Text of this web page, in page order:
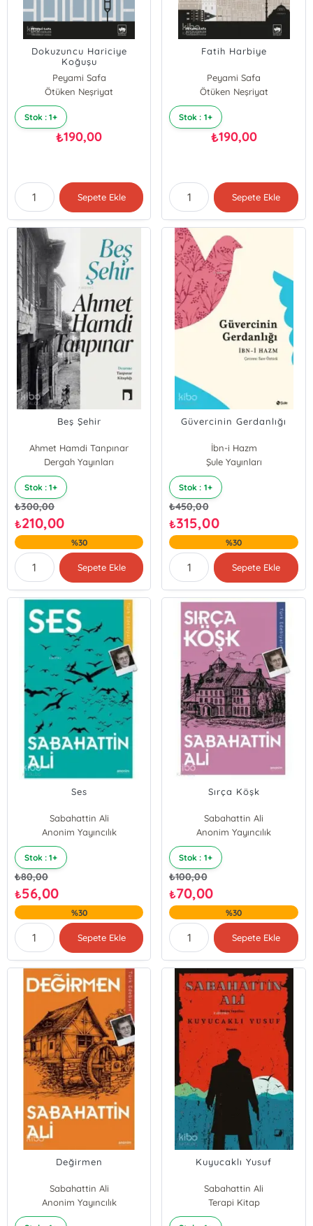
Dokuzuncu Hariciye
Koğuşu
Peyami Safa
Ötüken Neşriyat
Stok : 1+
₺190,00
Sepete Ekle
Fatih Harbiye
Peyami Safa
Ötüken Neşriyat
Stok : 1+
₺190,00
Sepete Ekle
Beş Şehir
Ahmet Hamdi Tanpınar
Dergah Yayınları
Stok : 1+
₺300,00
₺210,00
%30
Sepete Ekle
Güvercinin Gerdanlığı
İbn-i Hazm
Şule Yayınları
Stok : 1+
₺450,00
₺315,00
%30
Sepete Ekle
Ses
Sabahattin Ali
Anonim Yayıncılık
Stok : 1+
₺80,00
₺56,00
%30
Sepete Ekle
Sırça Köşk
Sabahattin Ali
Anonim Yayıncılık
Stok : 1+
₺100,00
₺70,00
%30
Sepete Ekle
Değirmen
Sabahattin Ali
Anonim Yayıncılık
Kuyucaklı Yusuf
Sabahattin Ali
Terapi Kitap